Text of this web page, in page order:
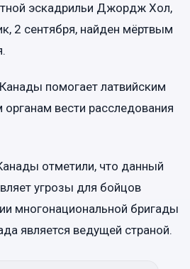
эскадрильи Джордж Хол,
2 сентября, найден мёртвым
помогает латвийским
вести расследования
отметили, что данный
угрозы для бойцов
многонациональной бригады
является ведущей страной.